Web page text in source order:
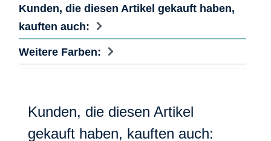
Kunden, die diesen Artikel gekauft haben,
kauften auch:
Weitere Farben:
Produktgalerie überspringen
Kunden, die diesen Artikel
gekauft haben, kauften auch: